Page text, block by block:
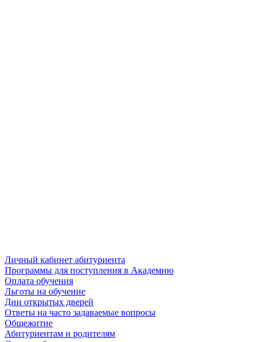
Личный кабинет абитуриента
Программы для поступления в Академию
Оплата обучения
Льготы на обучение
Дни открытых дверей
Ответы на часто задаваемые вопросы
Общежитие
Абитуриентам и родителям